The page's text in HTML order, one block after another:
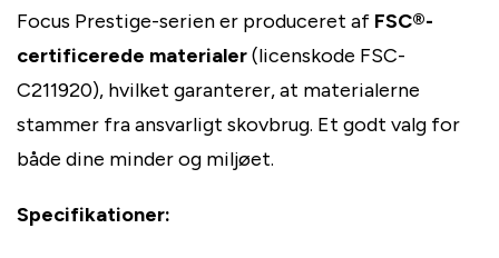
Focus Prestige-serien er produceret af FSC®-
certificerede materialer(licenskode FSC-
C211920), hvilket garanterer, at materialerne
stammer fra ansvarligt skovbrug. Et godt valg for
både dine minder og miljøet.
Specifikationer: